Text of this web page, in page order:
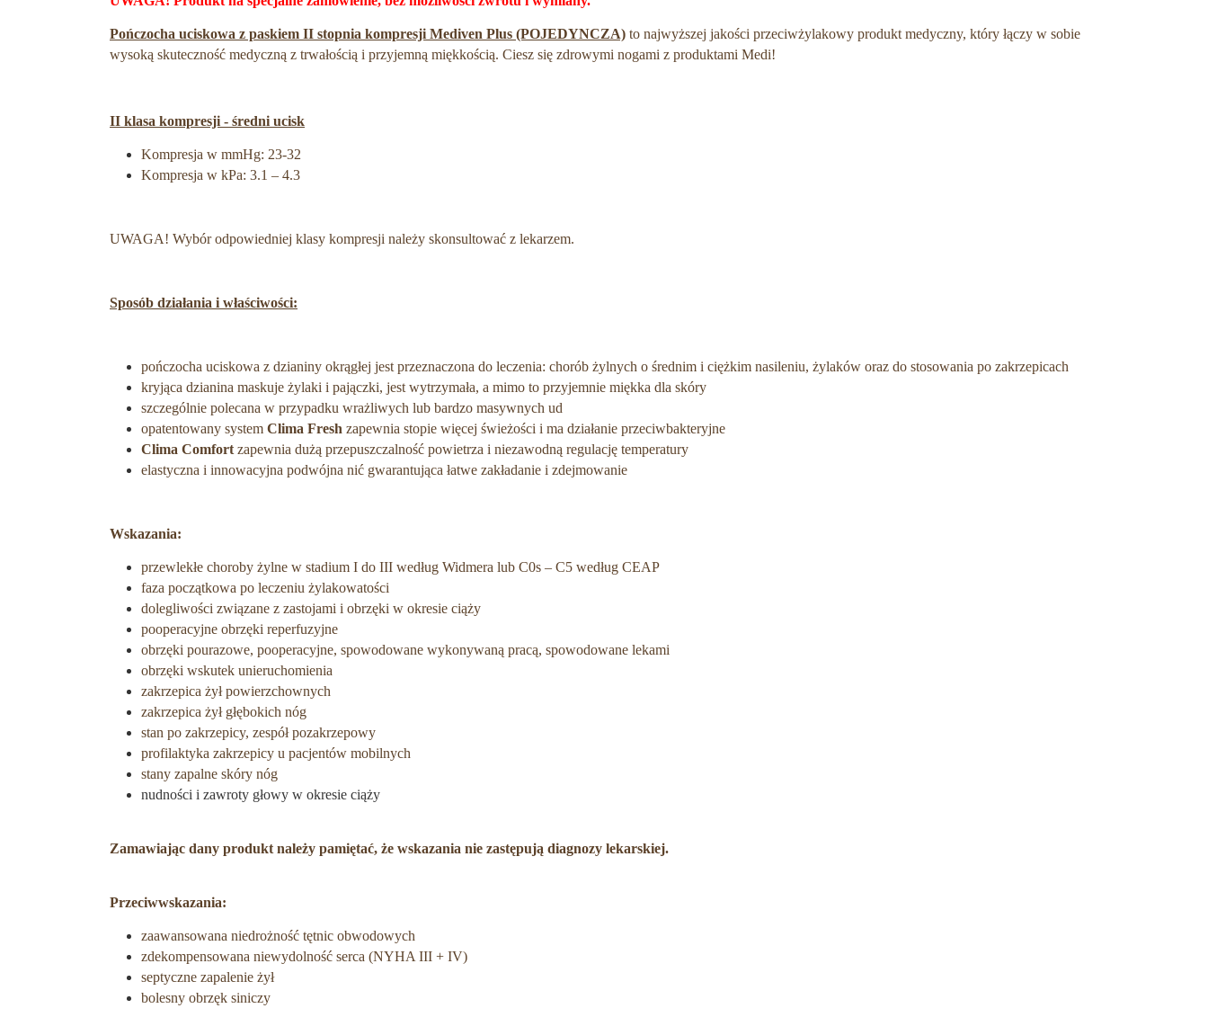
Pończocha uciskowa z paskiem II stopnia kompresji Mediven Plus (POJEDYNCZA) to najwyższej jakości przeciwżylakowy produkt medyczny, który łączy w sobie
wysoką skuteczność medyczną z trwałością i przyjemną miękkością. Ciesz się zdrowymi nogami z produktami Medi!
II klasa kompresji - średni ucisk
Kompresja w mmHg: 23-32
Kompresja w kPa: 3.1 – 4.3
UWAGA! Wybór odpowiedniej klasy kompresji należy skonsultować z lekarzem.
Sposób działania i właściwości:
pończocha uciskowa z dzianiny okrągłej jest przeznaczona do leczenia: chorób żylnych o średnim i ciężkim nasileniu, żylaków oraz do stosowania po zakrzepicach
kryjąca dzianina maskuje żylaki i pajączki, jest wytrzymała, a mimo to przyjemnie miękka dla skóry
szczególnie polecana w przypadku wrażliwych lub bardzo masywnych ud
opatentowany system Clima Fresh zapewnia stopie więcej świeżości i ma działanie przeciwbakteryjne
Clima Comfort zapewnia dużą przepuszczalność powietrza i niezawodną regulację temperatury
elastyczna i innowacyjna podwójna nić gwarantująca łatwe zakładanie i zdejmowanie
Wskazania:
przewlekłe choroby żylne w stadium I do III według Widmera lub C0s – C5 według CEAP
faza początkowa po leczeniu żylakowatości
dolegliwości związane z zastojami i obrzęki w okresie ciąży
pooperacyjne obrzęki reperfuzyjne
obrzęki pourazowe, pooperacyjne, spowodowane wykonywaną pracą, spowodowane lekami
obrzęki wskutek unieruchomienia
zakrzepica żył powierzchownych
zakrzepica żył głębokich nóg
stan po zakrzepicy, zespół pozakrzepowy
profilaktyka zakrzepicy u pacjentów mobilnych
stany zapalne skóry nóg
nudności i zawroty głowy w okresie ciąży
Zamawiając dany produkt należy pamiętać, że wskazania nie zastępują diagnozy lekarskiej.
Przeciwwskazania:
zaawansowana niedrożność tętnic obwodowych
zdekompensowana niewydolność serca (NYHA III + IV)
septyczne zapalenie żył
bolesny obrzęk siniczy